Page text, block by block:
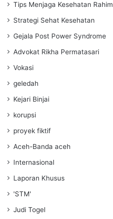
Tips Menjaga Kesehatan Rahim
Strategi Sehat Kesehatan
Gejala Post Power Syndrome
Advokat Rikha Permatasari
Vokasi
geledah
Kejari Binjai
korupsi
proyek fiktif
Aceh-Banda aceh
Internasional
Laporan Khusus
'STM'
Judi Togel